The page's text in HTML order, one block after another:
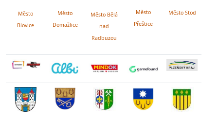
Město
Blovice
Město
Domažlice
Město Bělá
nad
Radbuzou
Město
Přeštice
Město Stod